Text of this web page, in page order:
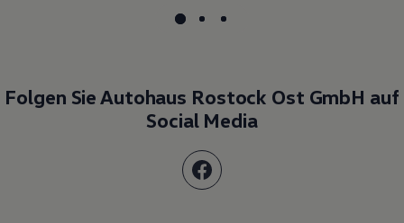
Folgen Sie Autohaus Rostock Ost GmbH auf
Social Media